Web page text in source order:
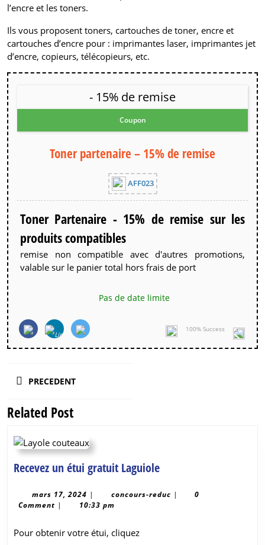
l’encre et les toners.
Ils vous proposent toners, cartouches de toner, encre et
cartouches d’encre pour : imprimantes laser, imprimantes jet
d’encre, copieurs, télécopieurs, etc.
- 15% de remise
Coupon
Toner partenaire – 15% de remise
AFF023
Toner Partenaire - 15% de remise sur les
produits compatibles
remise non compatible avec d'autres promotions,
valable sur le panier total hors frais de port
Pas de date limite
100% Success
de
l’article
PRECEDENT
Previous
Related Post
Recevez un étui gratuit LaguioleRecevez
étui
mars 17, 2024 mars
17,
| concours-reducconcours-
|
0
Comment | 10:33 pm
Pour obtenir votre étui, cliquez